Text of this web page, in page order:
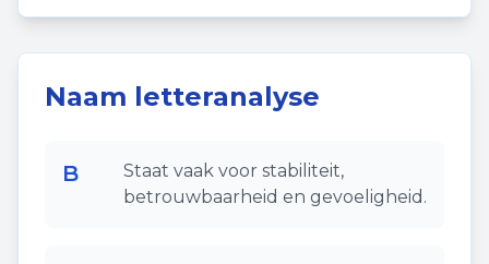
Naam letteranalyse
B
Staat vaak voor stabiliteit,
betrouwbaarheid en gevoeligheid.